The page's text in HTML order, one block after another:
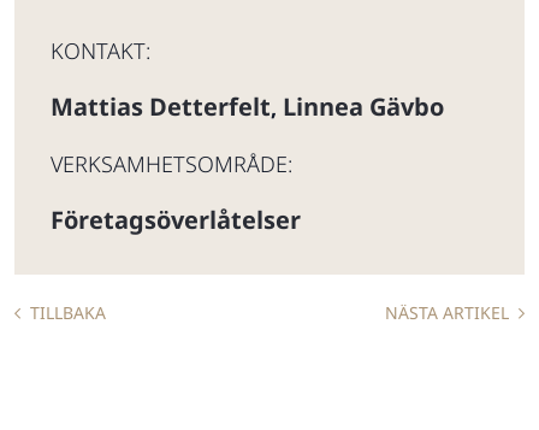
KONTAKT:
Mattias Detterfelt, Linnea Gävbo
VERKSAMHETSOMRÅDE:
Företagsöverlåtelser
TILLBAKA NÄSTA ARTIKEL